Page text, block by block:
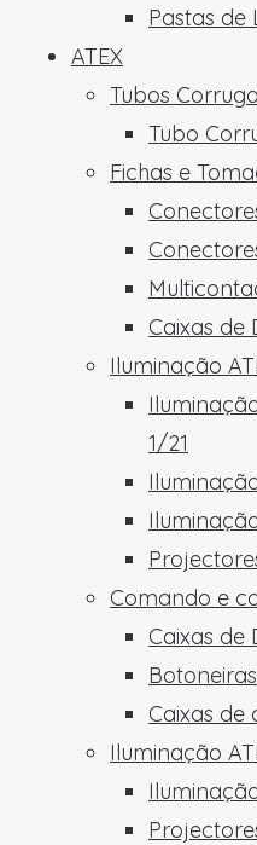
Pastas de
ATEX
Tubos
Tubo
Fichas e
Caixas de
Iluminação
1/21
Comando e
Caixas de
Botoneiras
Caixas de
Iluminação